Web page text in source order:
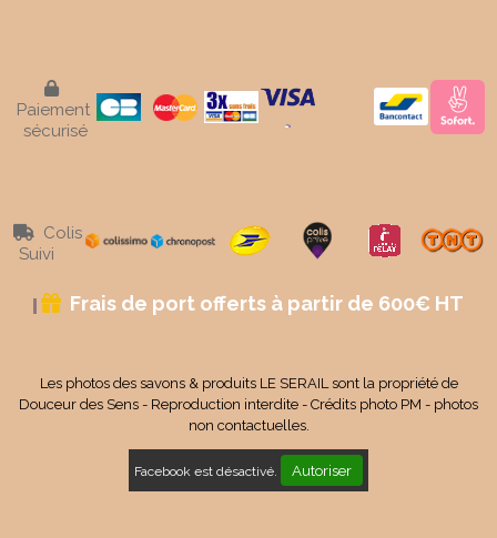

Paiement
sécurisé

Colis
Suivi
 Frais de port offerts à partir de 600€ HT
Les photos des savons & produits LE SERAIL sont la propriété de
Douceur des Sens - Reproduction interdite - Crédits photo PM - photos
non contactuelles.
Facebook est désactivé. Autoriser